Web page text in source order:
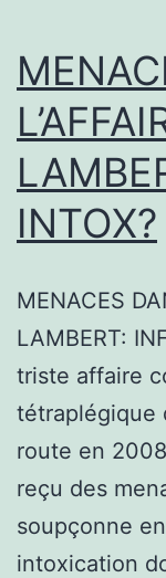
INTOX?
MENACES
LAMBERT:
triste affaire
tétraplégique
route en
reçu des
soupçonne
intoxication